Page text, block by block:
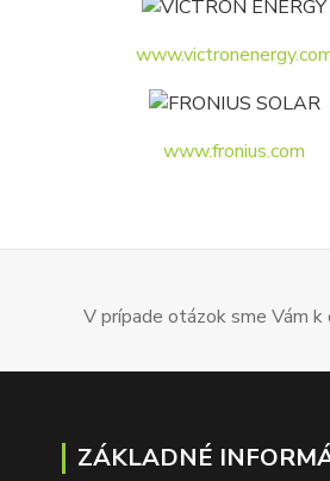
www.fronius.com
V prípade otázok sme Vám
ZÁKLADNÉ